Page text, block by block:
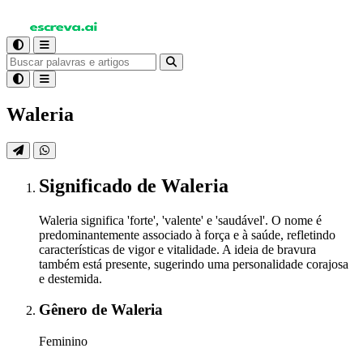
Waleria
Significado de Waleria
Waleria significa 'forte', 'valente' e 'saudável'. O nome é
predominantemente associado à força e à saúde, refletindo
características de vigor e vitalidade. A ideia de bravura
também está presente, sugerindo uma personalidade corajosa
e destemida.
Gênero de Waleria
Feminino